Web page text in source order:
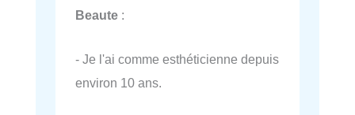
Beaute :
- Je l'ai comme esthéticienne depuis
environ 10 ans.